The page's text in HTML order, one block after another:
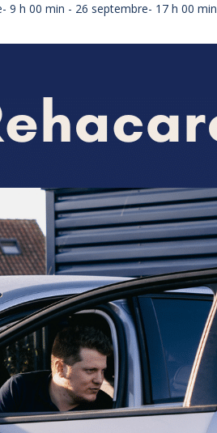
9 h 00 min - 26 septembre- 17 h 00 min